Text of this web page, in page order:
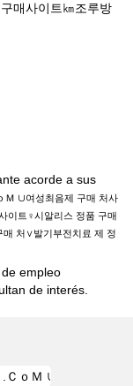
매사이트㎞조루방
acorde a sus
Ｍ ∪여성최음제 구매 처사
이트♀시알리스 정품 구매
처∨발기부전치료 제 정
empleo
de interés.